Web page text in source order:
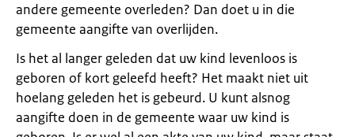
andere gemeente overleden? Dan doet u in die
gemeente aangifte van overlijden.
Is het al langer geleden dat uw kind levenloos is
geboren of kort geleefd heeft? Het maakt niet uit
hoelang geleden het is gebeurd. U kunt alsnog
aangifte doen in de gemeente waar uw kind is